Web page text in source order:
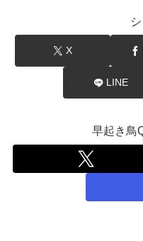
X
LINE
早起き鳥